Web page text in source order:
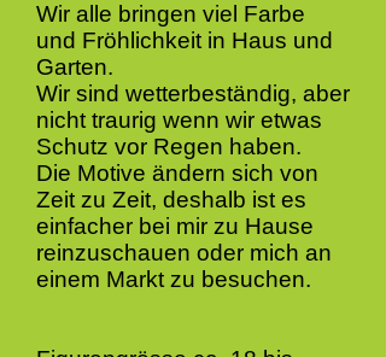
Wir alle bringen viel Farbe
und Fröhlichkeit in Haus und
Garten.
Wir sind wetterbeständig, aber
nicht traurig wenn wir etwas
Schutz vor Regen haben.
Die Motive ändern sich von
Zeit zu Zeit, deshalb ist es
einfacher bei mir zu Hause
reinzuschauen oder mich an
einem Markt zu besuchen.